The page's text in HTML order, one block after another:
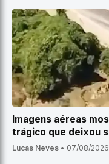
Imagens aéreas
trágico que deixou
Lucas Neves • 07/08/2026